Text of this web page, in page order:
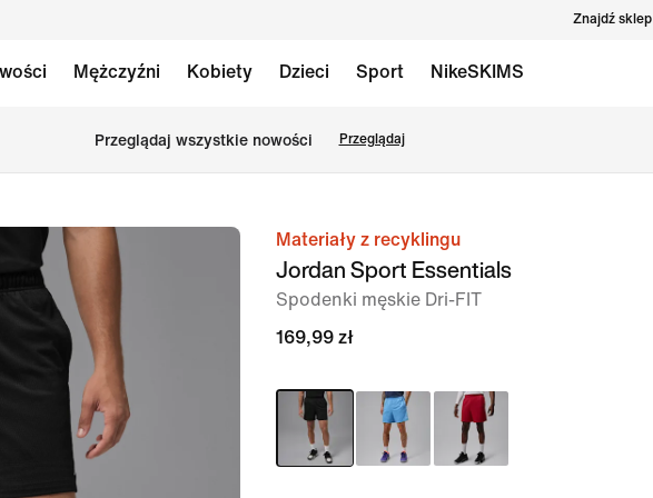
Znajdź sklep
Mężczyźni Kobiety Dzieci Sport NikeSKIMS
Przeglądaj wszystkie nowości Przeglądaj
obraz
1 z 7
Materiały z recyklingu
Jordan Sport Essentials
Spodenki męskie Dri-FIT
169,99 zł